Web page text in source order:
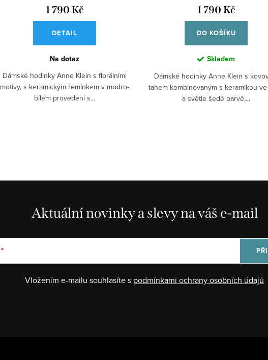
1 790 Kč
DETAIL
Na dotaz
Dámské hodinky Anne Klein s florálními
motivy, s keramickým řemínkem v modro-
bílém provedení s...
1 790 Kč
DO KOŠÍKU
Skladem
Dámské hodinky Anne Klein s
tahem kombinovaným s keramikou
a světle šedé barvě,...
Aktuální novinky a slevy na váš e-mail
Vložením e-mailu souhlasíte s podmínkami ochrany osobních údajů